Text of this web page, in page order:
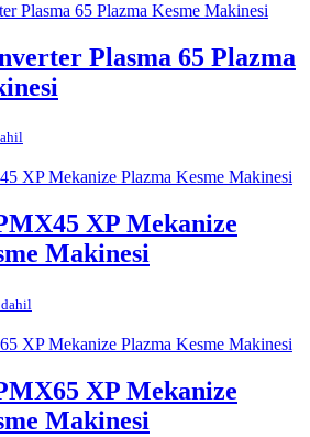
Plasma 65 Plazma
XP Mekanize
Makinesi
XP Mekanize
Makinesi